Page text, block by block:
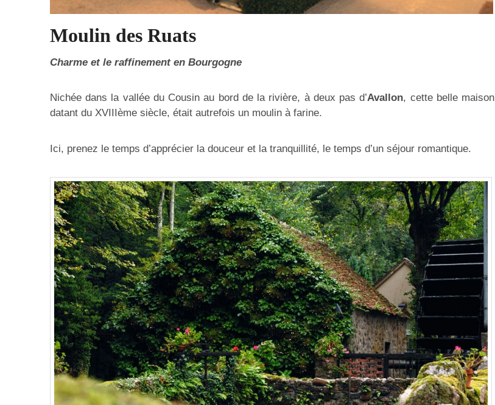
Moulin des Ruats
Charme et le raffinement en Bourgogne
Nichée dans la vallée du Cousin au bord de la rivière, à deux pas d’Avallon, cette belle maison
datant du XVIIIème siècle, était autrefois un moulin à farine.
Ici, prenez le temps d’apprécier la douceur et la tranquillité, le temps d’un séjour romantique.